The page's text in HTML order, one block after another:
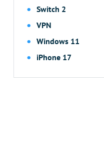
Switch 2
VPN
Windows 11
iPhone 17